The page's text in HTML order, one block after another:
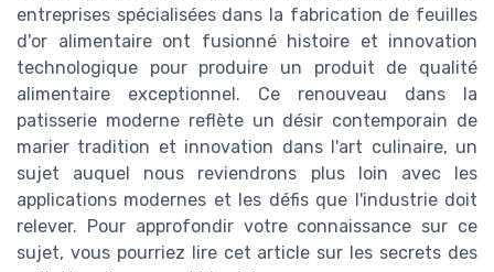
entreprises spécialisées dans la fabrication de feuilles
d'or alimentaire ont fusionné histoire et innovation
technologique pour produire un produit de qualité
alimentaire exceptionnel. Ce renouveau dans la
patisserie moderne reflète un désir contemporain de
marier tradition et innovation dans l'art culinaire, un
sujet auquel nous reviendrons plus loin avec les
applications modernes et les défis que l'industrie doit
relever. Pour approfondir votre connaissance sur ce
sujet, vous pourriez lire cet article sur les secrets des